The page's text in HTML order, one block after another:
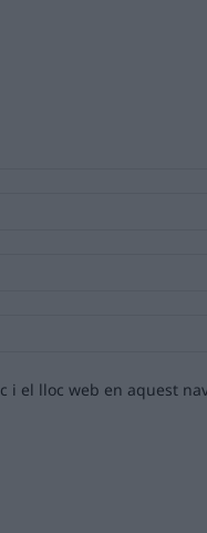
i el lloc web en aquest